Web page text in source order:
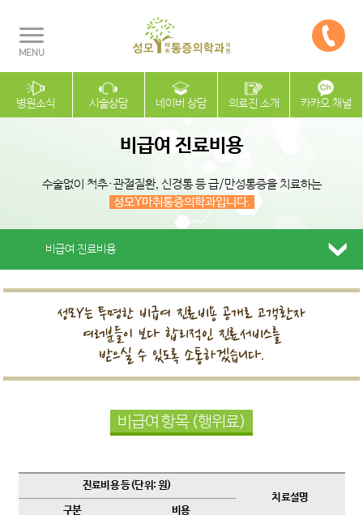
병원소식 시술상담 네이버 상담 의료진 소개 카카오 채널
비급여 진료비용
수술없이 척추·관절질환, 신경통 등 급/만성통증을 치료하는
성모Y마취통증의학과입니다.
비급여 진료비용
성모Y는 투명한 비급여 진료비용 공개로 고객환자
여러분들이 보다 합리적인 진료서비스를
받으실 수 있도록 소통하겠습니다.
비급여 항목 (행위료)
진료비용 등(단위: 원)
치료설명
구분
비용